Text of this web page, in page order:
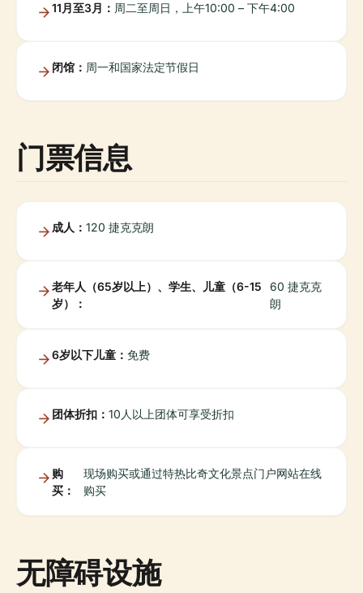
11月至3月： 周二至周日，上午10:00 – 下午4:00
闭馆： 周一和国家法定节假日
门票信息
成人： 120 捷克克朗
老年人（65岁以上）、学生、儿童（6-15
岁）：
60 捷克克
朗
6岁以下儿童： 免费
团体折扣： 10人以上团体可享受折扣
购
买：
现场购买或通过特热比奇文化景点门户网站在线
购买
无障碍设施